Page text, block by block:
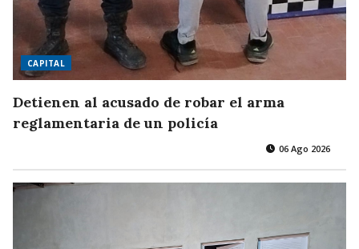
CAPITAL
Detienen al acusado de robar el arma
reglamentaria de un policía
06 Ago 2026